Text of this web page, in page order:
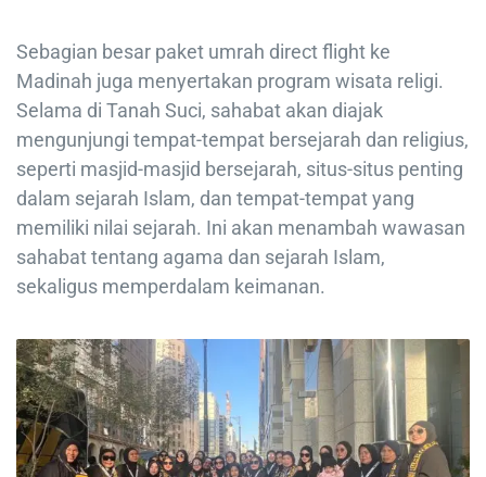
Sebagian besar paket umrah direct flight ke
Madinah juga menyertakan program wisata religi.
Selama di Tanah Suci, sahabat akan diajak
mengunjungi tempat-tempat bersejarah dan religius,
seperti masjid-masjid bersejarah, situs-situs penting
dalam sejarah Islam, dan tempat-tempat yang
memiliki nilai sejarah. Ini akan menambah wawasan
sahabat tentang agama dan sejarah Islam,
sekaligus memperdalam keimanan.